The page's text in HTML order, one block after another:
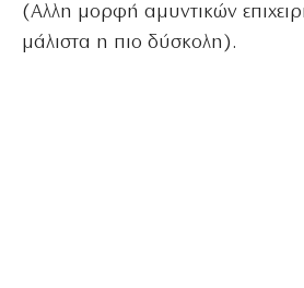
(Αλλη μορφή αμυντικών
μάλιστα η πιο δύσκολη).